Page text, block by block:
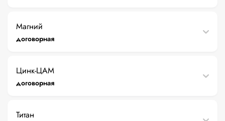
Магний
договорная
Цинк-ЦАМ
договорная
Титан